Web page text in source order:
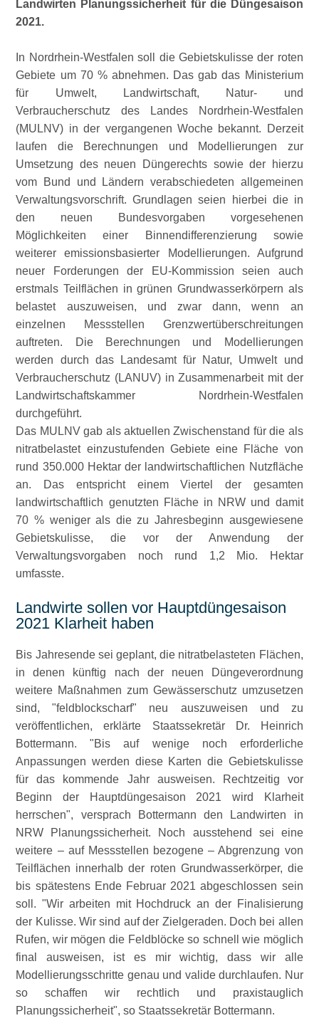
Landwirten Planungssicherheit für die Düngesaison
2021.
In Nordrhein-Westfalen soll die Gebietskulisse der roten
Gebiete um 70 % abnehmen. Das gab das Ministerium
für Umwelt, Landwirtschaft, Natur- und
Verbraucherschutz des Landes Nordrhein-Westfalen
(MULNV) in der vergangenen Woche bekannt. Derzeit
laufen die Berechnungen und Modellierungen zur
Umsetzung des neuen Düngerechts sowie der hierzu
vom Bund und Ländern verabschiedeten allgemeinen
Verwaltungsvorschrift. Grundlagen seien hierbei die in
den neuen Bundesvorgaben vorgesehenen
Möglichkeiten einer Binnendifferenzierung sowie
weiterer emissionsbasierter Modellierungen. Aufgrund
neuer Forderungen der EU-Kommission seien auch
erstmals Teilflächen in grünen Grundwasserkörpern als
belastet auszuweisen, und zwar dann, wenn an
einzelnen Messstellen Grenzwertüberschreitungen
auftreten. Die Berechnungen und Modellierungen
werden durch das Landesamt für Natur, Umwelt und
Verbraucherschutz (LANUV) in Zusammenarbeit mit der
Landwirtschaftskammer Nordrhein-Westfalen
durchgeführt.
Das MULNV gab als aktuellen Zwischenstand für die als
nitratbelastet einzustufenden Gebiete eine Fläche von
rund 350.000 Hektar der landwirtschaftlichen Nutzfläche
an. Das entspricht einem Viertel der gesamten
landwirtschaftlich genutzten Fläche in NRW und damit
70 % weniger als die zu Jahresbeginn ausgewiesene
Gebietskulisse, die vor der Anwendung der
Verwaltungsvorgaben noch rund 1,2 Mio. Hektar
umfasste.
Landwirte sollen vor Hauptdüngesaison
2021 Klarheit haben
Bis Jahresende sei geplant, die nitratbelasteten Flächen,
in denen künftig nach der neuen Düngeverordnung
weitere Maßnahmen zum Gewässerschutz umzusetzen
sind, feldblockscharf
neu auszuweisen und zu
veröffentlichen, erklärte Staatssekretär Dr. Heinrich
Bottermann. Bis auf wenige noch erforderliche
Anpassungen werden diese Karten die Gebietskulisse
für das kommende Jahr ausweisen. Rechtzeitig vor
Beginn der Hauptdüngesaison 2021 wird Klarheit
herrschen , versprach Bottermann den Landwirten in
NRW Planungssicherheit. Noch ausstehend sei eine
weitere – auf Messstellen bezogene – Abgrenzung von
Teilflächen innerhalb der roten Grundwasserkörper, die
bis spätestens Ende Februar 2021 abgeschlossen sein
soll. Wir arbeiten mit Hochdruck an der Finalisierung
der Kulisse. Wir sind auf der Zielgeraden. Doch bei allen
Rufen, wir mögen die Feldblöcke so schnell wie möglich
final ausweisen, ist es mir wichtig, dass wir alle
Modellierungsschritte genau und valide durchlaufen. Nur
so schaffen wir rechtlich und praxistauglich
Planungssicherheit , so Staatssekretär Bottermann.